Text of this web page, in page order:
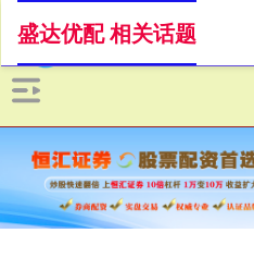
盛达优配 相关话题